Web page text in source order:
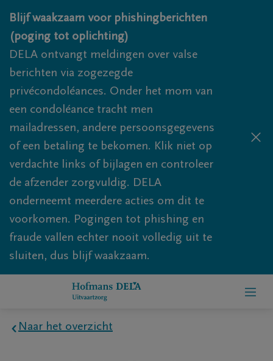
Overslaan en naar inhoud gaan
Blijf waakzaam voor phishingberichten
(poging tot oplichting)
DELA ontvangt meldingen over valse
berichten via zogezegde
privécondoléances. Onder het mom van
een condoléance tracht men
mailadressen, andere persoonsgegevens
of een betaling te bekomen. Klik niet op
verdachte links of bijlagen en controleer
de afzender zorgvuldig. DELA
onderneemt meerdere acties om dit te
voorkomen. Pogingen tot phishing en
fraude vallen echter nooit volledig uit te
sluiten, dus blijf waakzaam.
Naar het overzicht